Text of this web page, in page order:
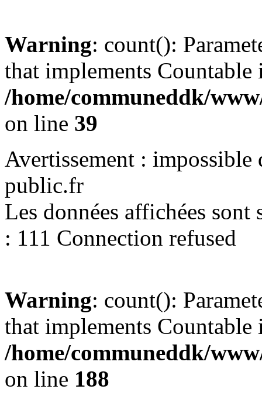
Warning: count():
that implements Countable
/home/communeddk/
on line 39
Avertissement : impossible
public.fr
Les données affichées sont
: 111 Connection refused
Warning: count():
that implements Countable
/home/communeddk/
on line 188